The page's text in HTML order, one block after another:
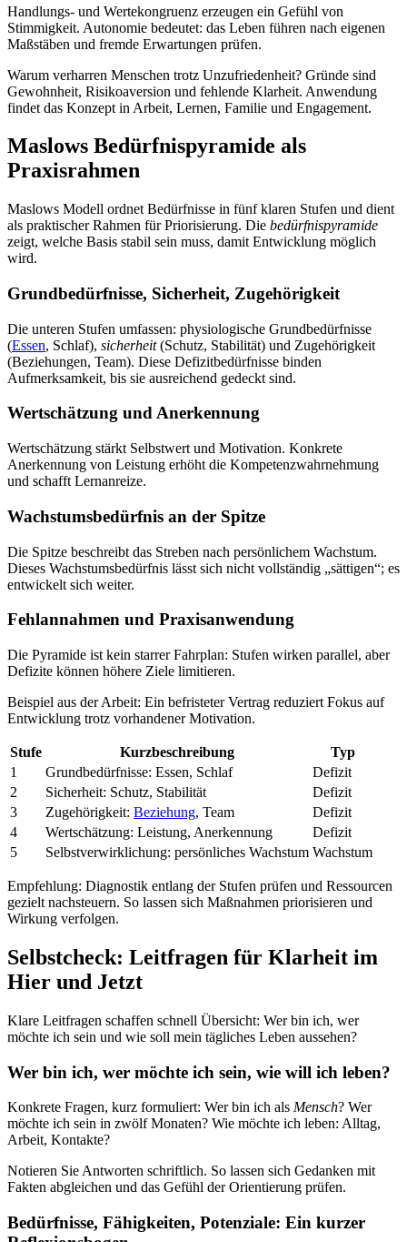
Handlungs- und Wertekongruenz erzeugen ein Gefühl von
Stimmigkeit. Autonomie bedeutet: das Leben führen nach eigenen
Maßstäben und fremde Erwartungen prüfen.
Warum verharren Menschen trotz Unzufriedenheit? Gründe sind
Gewohnheit, Risikoaversion und fehlende Klarheit. Anwendung
findet das Konzept in Arbeit, Lernen, Familie und Engagement.
Maslows Bedürfnispyramide als
Praxisrahmen
Maslows Modell ordnet Bedürfnisse in fünf klaren Stufen und dient
als praktischer Rahmen für Priorisierung. Die bedürfnispyramide
zeigt, welche Basis stabil sein muss, damit Entwicklung möglich
wird.
Grundbedürfnisse, Sicherheit, Zugehörigkeit
Die unteren Stufen umfassen: physiologische Grundbedürfnisse
(Essen, Schlaf), sicherheit(Schutz, Stabilität) und Zugehörigkeit
(Beziehungen, Team). Diese Defizitbedürfnisse binden
Aufmerksamkeit, bis sie ausreichend gedeckt sind.
Wertschätzung und Anerkennung
Wertschätzung stärkt Selbstwert und Motivation. Konkrete
Anerkennung von Leistung erhöht die Kompetenzwahrnehmung
und schafft Lernanreize.
Wachstumsbedürfnis an der Spitze
Die Spitze beschreibt das Streben nach persönlichem Wachstum.
Dieses Wachstumsbedürfnis lässt sich nicht vollständig „sättigen“; es
entwickelt sich weiter.
Fehlannahmen und Praxisanwendung
Die Pyramide ist kein starrer Fahrplan: Stufen wirken parallel, aber
Defizite können höhere Ziele limitieren.
Beispiel aus der Arbeit: Ein befristeter Vertrag reduziert Fokus auf
Entwicklung trotz vorhandener Motivation.
Stufe Kurzbeschreibung
Typ
1
Grundbedürfnisse: Essen, Schlaf
Defizit
2
Sicherheit: Schutz, Stabilität
Defizit
3
Zugehörigkeit: Beziehung, Team
Defizit
4
Wertschätzung: Leistung, Anerkennung
Defizit
5
Selbstverwirklichung: persönliches Wachstum Wachstum
Empfehlung: Diagnostik entlang der Stufen prüfen und Ressourcen
gezielt nachsteuern. So lassen sich Maßnahmen priorisieren und
Wirkung verfolgen.
Selbstcheck: Leitfragen für Klarheit im
Hier und Jetzt
Klare Leitfragen schaffen schnell Übersicht: Wer bin ich, wer
möchte ich sein und wie soll mein tägliches Leben aussehen?
Wer bin ich, wer möchte ich sein, wie will ich leben?
Konkrete Fragen, kurz formuliert: Wer bin ich als Mensch? Wer
möchte ich sein in zwölf Monaten? Wie möchte ich leben: Alltag,
Arbeit, Kontakte?
Notieren Sie Antworten schriftlich. So lassen sich Gedanken mit
Fakten abgleichen und das Gefühl der Orientierung prüfen.
Bedürfnisse, Fähigkeiten, Potenziale: Ein kurzer